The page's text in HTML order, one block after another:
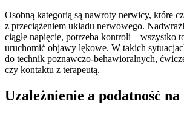
Osobną kategorią są nawroty nerwicy, które
z przeciążeniem układu nerwowego.
ciągłe napięcie, potrzeba kontroli – wszystko
uruchomić objawy lękowe. W takich
do technik poznawczo-behawioralnych,
czy kontaktu z terapeutą.
Uzależnienie a podatność